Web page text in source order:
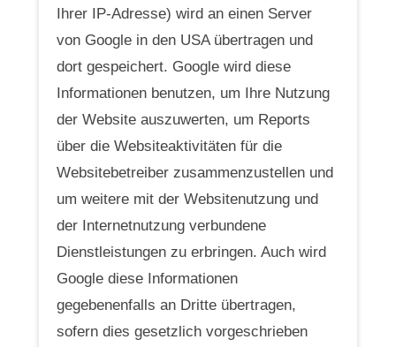
Ihrer IP-Adresse) wird an einen Server
von Google in den USA übertragen und
dort gespeichert. Google wird diese
Informationen benutzen, um Ihre Nutzung
der Website auszuwerten, um Reports
über die Websiteaktivitäten für die
Websitebetreiber zusammenzustellen und
um weitere mit der Websitenutzung und
der Internetnutzung verbundene
Dienstleistungen zu erbringen. Auch wird
Google diese Informationen
gegebenenfalls an Dritte übertragen,
sofern dies gesetzlich vorgeschrieben